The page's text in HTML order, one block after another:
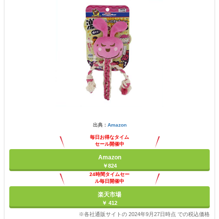
出典： Amazon
毎日お得なタイム
セール開催中
Amazon
￥824
24時間タイムセー
ル毎日開催中
楽天市場
￥ 412
※各社通販サイトの 2024年9月27日時点 での税込価格